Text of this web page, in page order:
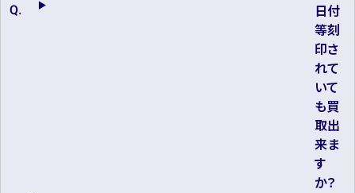
日付
等刻
印さ
れて
いて
も買
取出
来ま
す
か？